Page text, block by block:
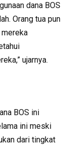
dana BOS
Orang tua pun
ujarnya.
BOS ini
ini meski
dari tingkat